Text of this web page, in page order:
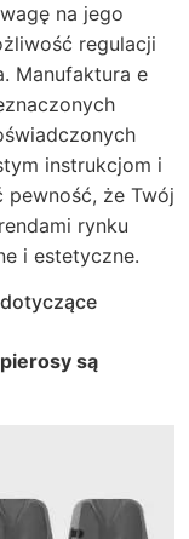
na jego
regulacji
Manufaktura e
instrukcjom i
pewność, że Twój
rynku
i estetyczne.
są